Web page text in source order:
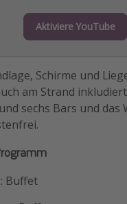
Aktiviere YouTube
Schirme und
am Strand
sechs Bars und das
Buffet